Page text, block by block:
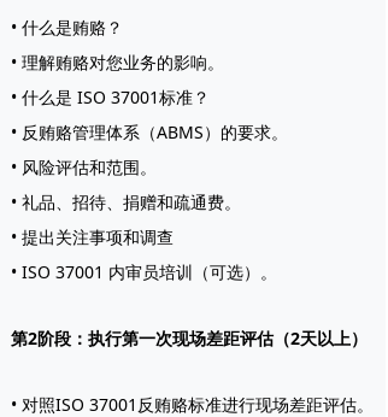
• 什么是贿赂？
• 理解贿赂对您业务的影响。
• 什么是 ISO 37001标准？
• 反贿赂管理体系（ABMS）的要求。
• 风险评估和范围。
• 礼品、招待、捐赠和疏通费。
• 提出关注事项和调查
• ISO 37001 内审员培训（可选）。
第2阶段：执行第一次现场差距评估（2天以上）
• 对照ISO 37001反贿赂标准进行现场差距评估。